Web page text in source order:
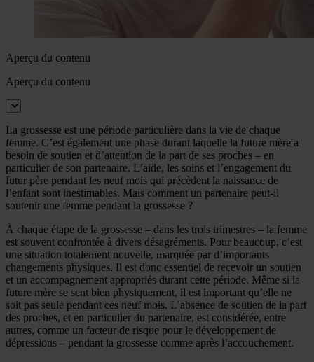
Aperçu du contenu
Aperçu du contenu
La grossesse est une période particulière dans la vie de chaque
femme. C’est également une phase durant laquelle la future mère a
besoin de soutien et d’attention de la part de ses proches – en
particulier de son partenaire. L’aide, les soins et l’engagement du
futur père pendant les neuf mois qui précèdent la naissance de
l’enfant sont inestimables. Mais comment un partenaire peut-il
soutenir une femme pendant la grossesse ?
À chaque étape de la grossesse – dans les trois trimestres – la femme
est souvent confrontée à divers désagréments. Pour beaucoup, c’est
une situation totalement nouvelle, marquée par d’importants
changements physiques. Il est donc essentiel de recevoir un soutien
et un accompagnement appropriés durant cette période. Même si la
future mère se sent bien physiquement, il est important qu’elle ne
soit pas seule pendant ces neuf mois. L’absence de soutien de la part
des proches, et en particulier du partenaire, est considérée, entre
autres, comme un facteur de risque pour le développement de
dépressions – pendant la grossesse comme après l’accouchement.